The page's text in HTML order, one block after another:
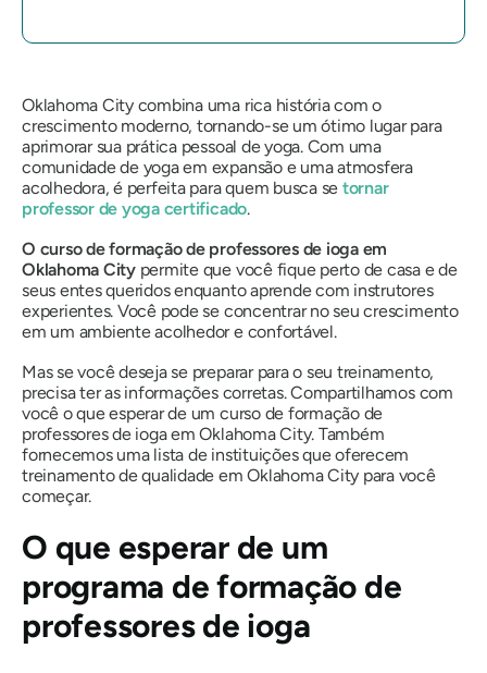
Oklahoma City combina uma rica história com o
crescimento moderno, tornando-se um ótimo lugar para
aprimorar sua prática pessoal de yoga. Com uma
comunidade de yoga em expansão e uma atmosfera
acolhedora, é perfeita para quem busca se tornar
professor de yoga certificado.
O curso de formação de professores de ioga em
Oklahoma Citypermite que você fique perto de casa e de
seus entes queridos enquanto aprende com instrutores
experientes. Você pode se concentrar no seu crescimento
em um ambiente acolhedor e confortável.
Mas se você deseja se preparar para o seu treinamento,
precisa ter as informações corretas. Compartilhamos com
você o que esperar de um curso de formação de
professores de ioga em Oklahoma City. Também
fornecemos uma lista de instituições que oferecem
treinamento de qualidade em Oklahoma City para você
começar.
O que esperar de um
programa de formação de
professores de ioga